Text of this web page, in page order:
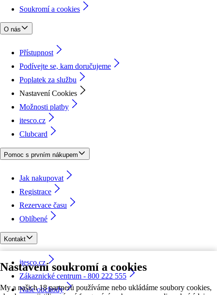
Nastavení soukromí a cookies
My a našich 18 partnerů používáme nebo ukládáme soubory cookies,
Soukromí a cookies
O nás
Přístupnost
Podívejte se, kam doručujeme
Poplatek za službu
Nastavení Cookies
Možnosti platby
itesco.cz
Clubcard
Pomoc s prvním nákupem
Jak nakupovat
Registrace
Rezervace času
Oblíbené
Kontakt
itesco.cz
Zákaznické centrum - 800 222 555
Naše obchody